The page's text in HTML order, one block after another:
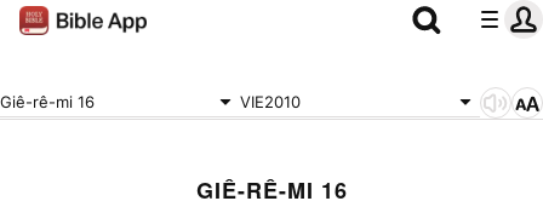
Giê-rê-mi 16 VIE2010
GIÊ-RÊ-MI 16